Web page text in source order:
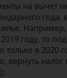
на вычет
года,
Например,
году, то
в 2020
вернуть